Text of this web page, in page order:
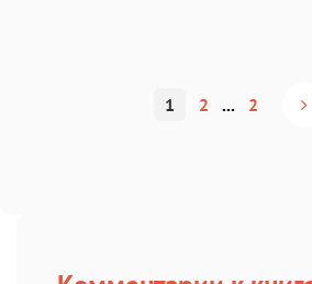
1 2 ... 2